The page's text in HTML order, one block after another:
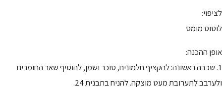
לציפוי:
לוטוס מומס
אופן ההכנה:
1. שכבה ראשונה: להקציף חלמונים, סוכר ושמן, להוסיף שאר החומרים
ולערבב לתערובת מעט מוצקה. להניח בתבנית 24.